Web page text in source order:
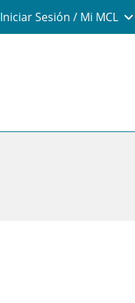
Login / My
Iniciar Sesión / Mi MCL